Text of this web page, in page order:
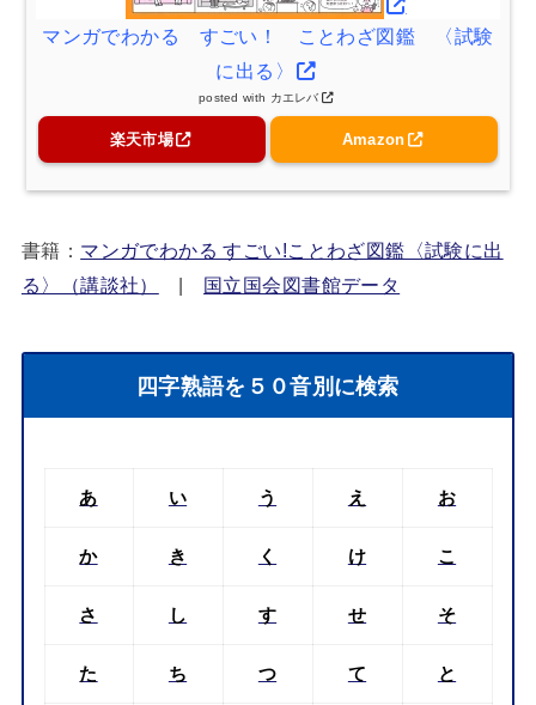
マンガでわかる すごい！ ことわざ図鑑 〈試験
に出る〉
posted with カエレバ
楽天市場 Amazon
書籍： マンガでわかる すごい!ことわざ図鑑〈試験に出
る〉（講談社）
| 国立国会図書館データ
四字熟語を５０音別に検索
あ い う え お
か き く け こ
さ し す せ そ
た ち つ て と